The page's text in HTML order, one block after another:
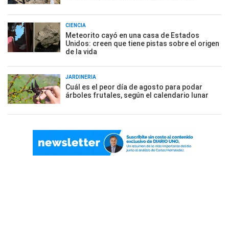
CIENCIA
Meteorito cayó en una casa de Estados
Unidos: creen que tiene pistas sobre el origen
de la vida
JARDINERÍA
Cuál es el peor día de agosto para podar
árboles frutales, según el calendario lunar